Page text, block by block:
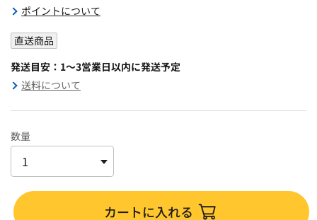
ポイントについて
直送商品
発送目安：1～3営業日以内に発送予定
送料について
数量
カートに入れる